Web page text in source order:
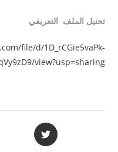
تحنيل الملف التعريفي
file/d/1D_rCGie5vaPk-
view?usp=sharing